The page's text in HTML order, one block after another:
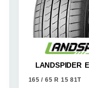
LANDSPIDER
165 / 65 R 15 81T